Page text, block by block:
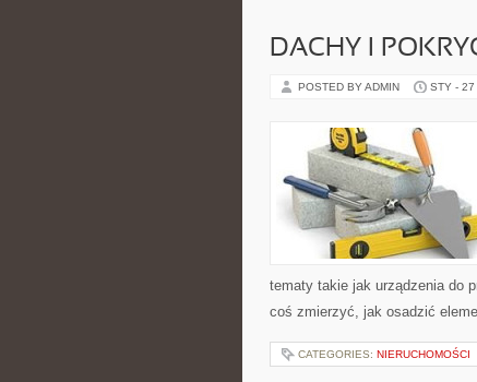
DACHY I
POSTED BY ADMIN STY - 27
tematy takie jak urządzenia do
coś zmierzyć, jak osadzić
CATEGORIES: NIERUCHOMOŚCI